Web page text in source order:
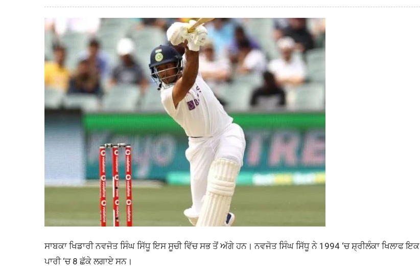
ਸਾਬਕਾ ਖਿਡਾਰੀ ਨਵਜੋਤ ਸਿੰਘ ਸਿੱਧੂ ਇਸ ਸੂਚੀ ਵਿੱਚ ਸਭ ਤੋਂ ਅੱਗੇ ਹਨ। ਨਵਜੋਤ ਸਿੰਘ ਸਿੱਧੂ ਨੇ 1994 ‘ਚ ਸ਼੍ਰੀਲੰਕਾ ਖਿਲਾਫ ਇਕ
ਪਾਰੀ ‘ਚ 8 ਛੱਕੇ ਲਗਾਏ ਸਨ।